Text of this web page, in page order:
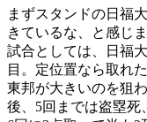
まずスタンドの日福
きているな、と感じま
試合としては、日福
目。定位置なら取れ
東邦が大きいのを狙
後、5回までは盗塁死